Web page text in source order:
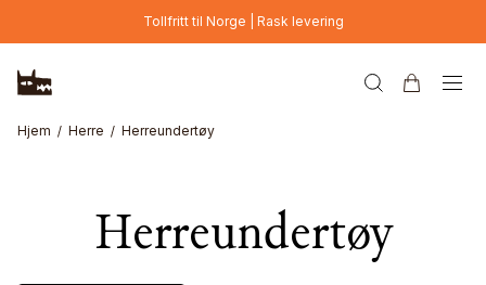
Hopp til hovedinnholdTollfritt til Norge | Rask levering
Hjem Herre Herreundertøy
Herreundertøy